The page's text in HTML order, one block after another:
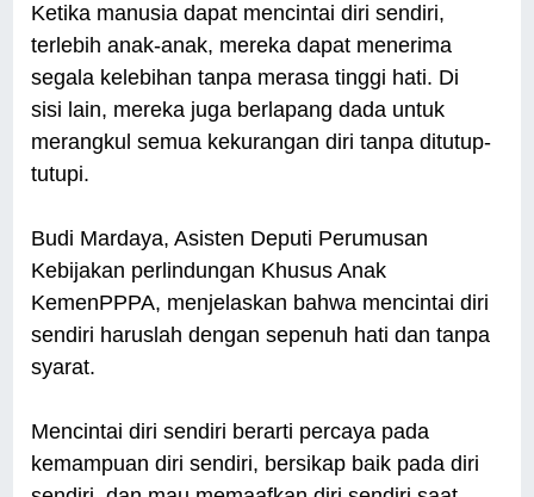
Ketika manusia dapat mencintai diri sendiri,
terlebih anak-anak, mereka dapat menerima
segala kelebihan tanpa merasa tinggi hati. Di
sisi lain, mereka juga berlapang dada untuk
merangkul semua kekurangan diri tanpa ditutup-
tutupi.
Budi Mardaya, Asisten Deputi Perumusan
Kebijakan perlindungan Khusus Anak
KemenPPPA, menjelaskan bahwa mencintai diri
sendiri haruslah dengan sepenuh hati dan tanpa
syarat.
Mencintai diri sendiri berarti percaya pada
kemampuan diri sendiri, bersikap baik pada diri